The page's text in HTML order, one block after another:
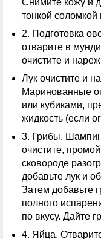
Снимите кожу и
тонкой соломкой
2. Подготовка
отварите в
очистите и
Лук очистите и
Маринованные
или кубиками,
жидкость (если
3. Грибы.
очистите,
сковороде
добавьте лук и
Затем добавьте
полного
по вкусу. Дайте
4. Яйца.